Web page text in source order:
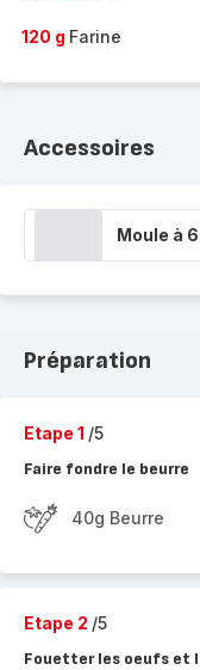
120 g Farine
Accessoires
Moule à
Préparation
Etape 1 /5
Faire fondre le beurre
40g Beurre
Etape 2 /5
Fouetter les oeufs et